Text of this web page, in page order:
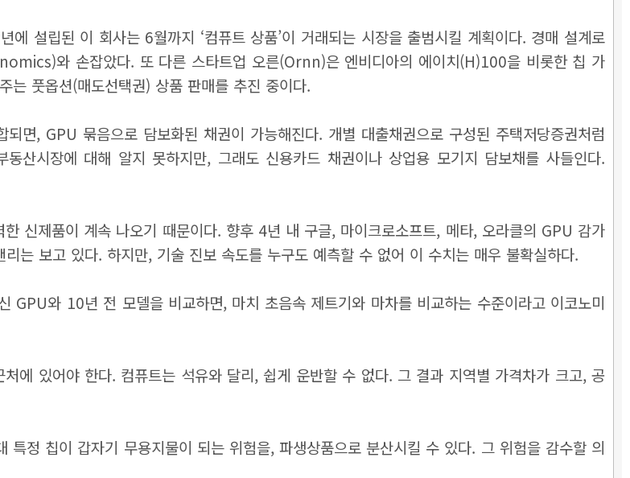
설립된 이 회사는 6월까지 ‘컴퓨트 상품’이 거래되는 시장을 출범시킬 계획이다. 경매 설계로
와 손잡았다. 또 다른 스타트업 오른(Ornn)은 엔비디아의 에이치(H)100을 비롯한 칩 가
는 풋옵션(매도선택권) 상품 판매를 추진 중이다.
면, GPU 묶음으로 담보화된 채권이 가능해진다. 개별 대출채권으로 구성된 주택저당증권처럼
산시장에 대해 알지 못하지만, 그래도 신용카드 채권이나 상업용 모기지 담보채를 사들인다.
신제품이 계속 나오기 때문이다. 향후 4년 내 구글, 마이크로소프트, 메타, 오라클의 GPU 감가
보고 있다. 하지만, 기술 진보 속도를 누구도 예측할 수 없어 이 수치는 매우 불확실하다.
GPU와 10년 전 모델을 비교하면, 마치 초음속 제트기와 마차를 비교하는 수준이라고 이코노미
에 있어야 한다. 컴퓨트는 석유와 달리, 쉽게 운반할 수 없다. 그 결과 지역별 가격차가 크고, 공
정 칩이 갑자기 무용지물이 되는 위험을, 파생상품으로 분산시킬 수 있다. 그 위험을 감수할 의